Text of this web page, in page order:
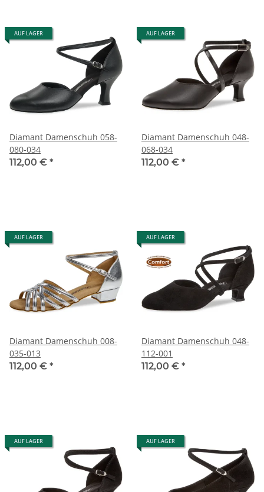
AUF LAGER
Diamant Damenschuh 058-
080-034
112,00 € *
AUF LAGER
Diamant Damenschuh 048-
068-034
112,00 € *
AUF LAGER
Diamant Damenschuh 008-
035-013
112,00 € *
AUF LAGER
Diamant Damenschuh 048-
112-001
112,00 € *
AUF LAGER AUF LAGER